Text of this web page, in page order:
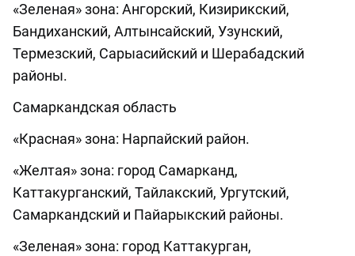
«Зеленая» зона: Ангорский, Кизирикский,
Бандиханский, Алтынсайский, Узунский,
Термезский, Сарыасийский и Шерабадский
районы.
Самаркандская область
«Красная» зона: Нарпайский район.
«Желтая» зона: город Самарканд,
Каттакурганский, Тайлакский, Ургутский,
Самаркандский и Пайарыкский районы.
«Зеленая» зона: город Каттакурган,